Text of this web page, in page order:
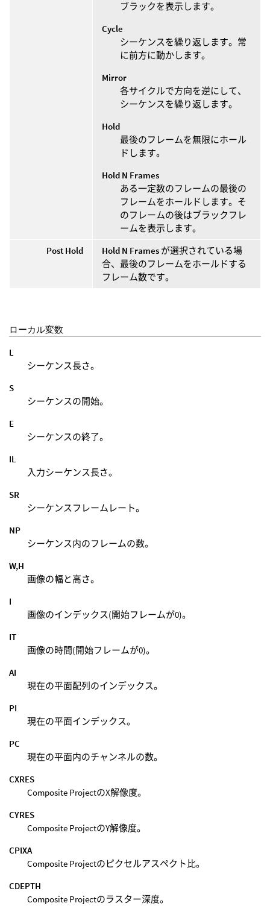
ブラックを表示します。
Cycle
シーケンスを繰り返します。常
に前方に動かします。
Mirror
各サイクルで方向を逆にして、
シーケンスを繰り返します。
Hold
最後のフレームを無限にホール
ドします。
Hold N Frames
ある一定数のフレームの最後の
フレームをホールドします。そ
のフレームの後はブラックフレ
ームを表示します。
Post Hold
Hold N Frames が選択されている場
合、最後のフレームをホールドする
フレーム数です。
ローカル変数
L
シーケンス長さ。
S
シーケンスの開始。
E
シーケンスの終了。
IL
入力シーケンス長さ。
SR
シーケンスフレームレート。
NP
シーケンス内のフレームの数。
W,H
画像の幅と高さ。
I
画像のインデックス(開始フレームが0)。
IT
画像の時間(開始フレームが0)。
AI
現在の平面配列のインデックス。
PI
現在の平面インデックス。
PC
現在の平面内のチャンネルの数。
CXRES
Composite ProjectのX解像度。
CYRES
Composite ProjectのY解像度。
CPIXA
Composite Projectのピクセルアスペクト比。
CDEPTH
Composite Projectのラスター深度。